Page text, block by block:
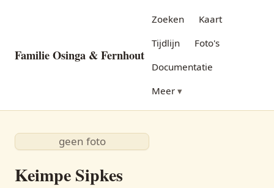
Familie Osinga & Fernhout
Zoeken
Kaart
Tijdlijn
Foto's
Documentatie
Meer
geen foto
Keimpe Sipkes